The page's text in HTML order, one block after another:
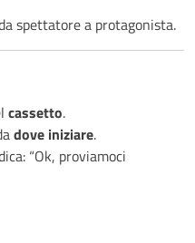
spettatore a protagonista.
cassetto.
dove iniziare.
“Ok, proviamoci